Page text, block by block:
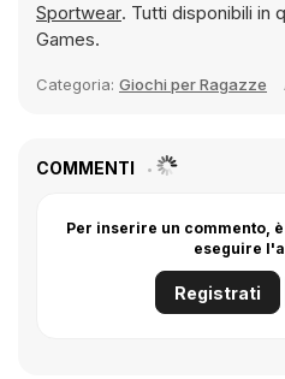
Sportwear. Tutti disponibili in
Games.
Categoria: Giochi per Ragazze
COMMENTI
Per inserire un commento,
eseguire
Registrati